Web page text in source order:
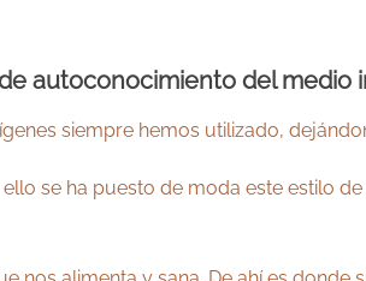
autoconocimiento del medio
siempre hemos utilizado,
se ha puesto de moda este estilo de